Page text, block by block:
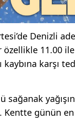
Denizli
özellikle 11.00
kaybına karşı
sağanak
günün en